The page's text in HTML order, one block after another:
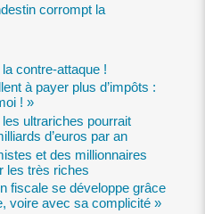
corrompt la
contre-attaque !
à payer plus d’impôts :
! »
ultrariches pourrait
d’euros par an
et des millionnaires
les très riches
fiscale se développe grâce
voire avec sa complicité »